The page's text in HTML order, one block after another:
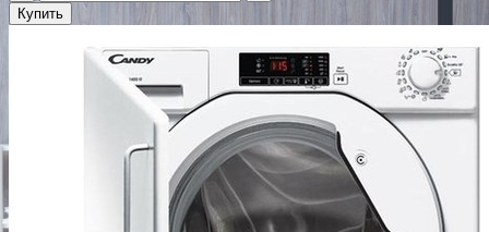
Купить